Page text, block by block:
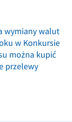
wymiany walut
w Konkursie
można kupić
przelewy